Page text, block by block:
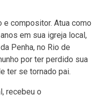
e compositor. Atua como
em sua igreja local,
Penha, no Rio de
por ter perdido sua
ter se tornado pai.
recebeu o